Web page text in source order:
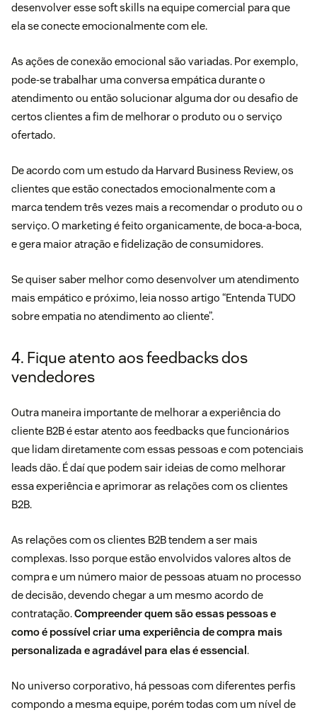
desenvolver esse soft skills na equipe comercial para que
ela se conecte emocionalmente com ele.
As ações de conexão emocional são variadas. Por exemplo,
pode-se trabalhar uma conversa empática durante o
atendimento ou então solucionar alguma dor ou desafio de
certos clientes a fim de melhorar o produto ou o serviço
ofertado.
De acordo com um estudo da Harvard Business Review, os
clientes que estão conectados emocionalmente com a
marca tendem três vezes mais a recomendar o produto ou o
serviço. O marketing é feito organicamente, de boca-a-boca,
e gera maior atração e fidelização de consumidores.
Se quiser saber melhor como desenvolver um atendimento
mais empático e próximo, leia nosso artigo “Entenda TUDO
sobre empatia no atendimento ao cliente”.
4. Fique atento aos feedbacks dos
vendedores
Outra maneira importante de melhorar a experiência do
cliente B2B é estar atento aos feedbacks que funcionários
que lidam diretamente com essas pessoas e com potenciais
leads dão. É daí que podem sair ideias de como melhorar
essa experiência e aprimorar as relações com os clientes
B2B.
As relações com os clientes B2B tendem a ser mais
complexas. Isso porque estão envolvidos valores altos de
compra e um número maior de pessoas atuam no processo
de decisão, devendo chegar a um mesmo acordo de
contratação.Compreender quem são essas pessoas e
como é possível criar uma experiência de compra mais
personalizada e agradável para elas é essencial .
No universo corporativo, há pessoas com diferentes perfis
compondo a mesma equipe, porém todas com um nível de